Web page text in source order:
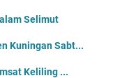
Selimut
Kuningan Sabt...
Keliling ...